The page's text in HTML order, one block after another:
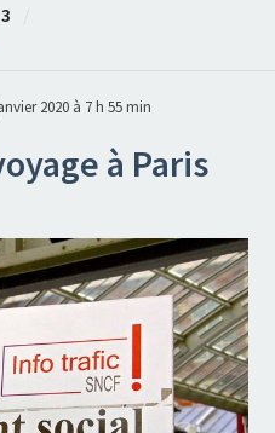
3
2020 à 7 h 55 min
à Paris